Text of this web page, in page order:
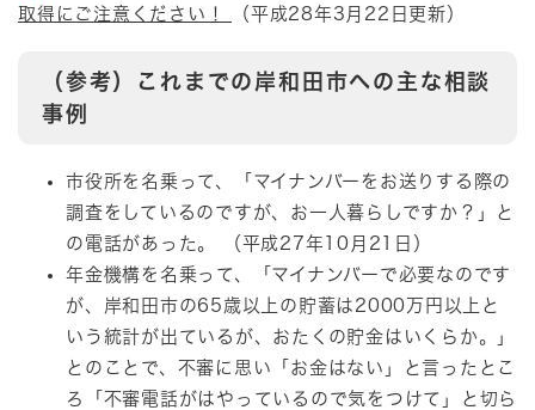
取得にご注意ください！
（平成28年3月22日更新）
（参考）これまでの岸和田市への主な相談
事例
市役所を名乗って、「マイナンバーをお送りする際の
調査をしているのですが、お一人暮らしですか？」と
の電話があった。 （平成27年10月21日）
年金機構を名乗って、「マイナンバーで必要なのです
が、岸和田市の65歳以上の貯蓄は2000万円以上と
いう統計が出ているが、おたくの貯金はいくらか。」
とのことで、不審に思い「お金はない」と言ったとこ
ろ「不審電話がはやっているので気をつけて」と切ら